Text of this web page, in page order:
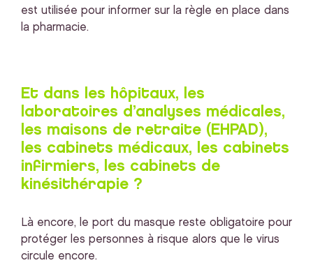
est utilisée pour informer sur la règle en place dans
la pharmacie.
Et dans les hôpitaux, les
laboratoires d’analyses médicales,
les maisons de retraite (EHPAD),
les cabinets médicaux, les cabinets
infirmiers, les cabinets de
kinésithérapie ?
Là encore, le port du masque reste obligatoire pour
protéger les personnes à risque alors que le virus
circule encore.